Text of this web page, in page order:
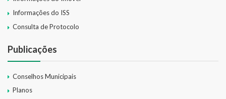
Informações do ISS
Consulta de Protocolo
Publicações
Conselhos Municipais
Planos